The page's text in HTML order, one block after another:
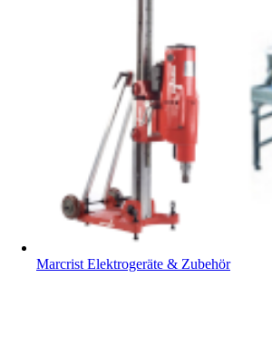
Marcrist Elektrogeräte & Zubehör